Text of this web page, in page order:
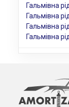
Гальмівна
Гальмівна
Гальмівна
Гальмівна